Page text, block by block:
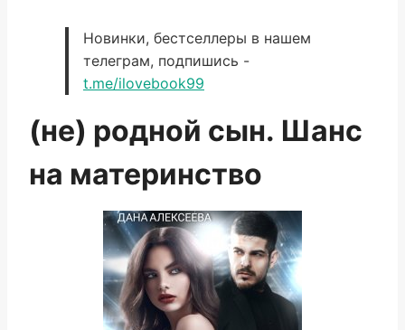
Новинки, бестселлеры в нашем
телеграм, подпишись -
t.me/ilovebook99
(не) родной сын. Шанс
на материнство